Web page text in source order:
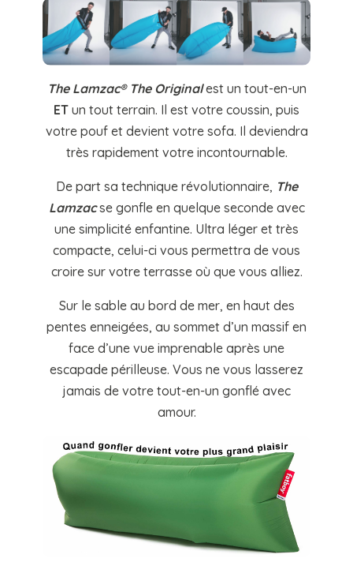
The Lamzac® The Originalest un tout-en-un
ET un tout terrain. Il est votre coussin, puis
votre pouf et devient votre sofa. Il deviendra
très rapidement votre incontournable.
De part sa technique révolutionnaire, The
Lamzacse gonfle en quelque seconde avec
une simplicité enfantine. Ultra léger et très
compacte, celui-ci vous permettra de vous
croire sur votre terrasse où que vous alliez.
Sur le sable au bord de mer, en haut des
pentes enneigées, au sommet d’un massif en
face d’une vue imprenable après une
escapade périlleuse. Vous ne vous lasserez
jamais de votre tout-en-un gonflé avec
amour.